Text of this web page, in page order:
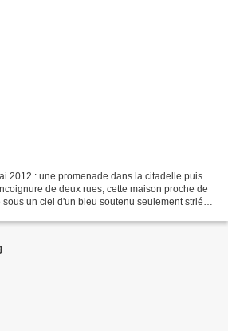
2012 : une promenade dans la citadelle puis
de deux rues, cette maison proche de
un ciel d'un bleu soutenu seulement strié